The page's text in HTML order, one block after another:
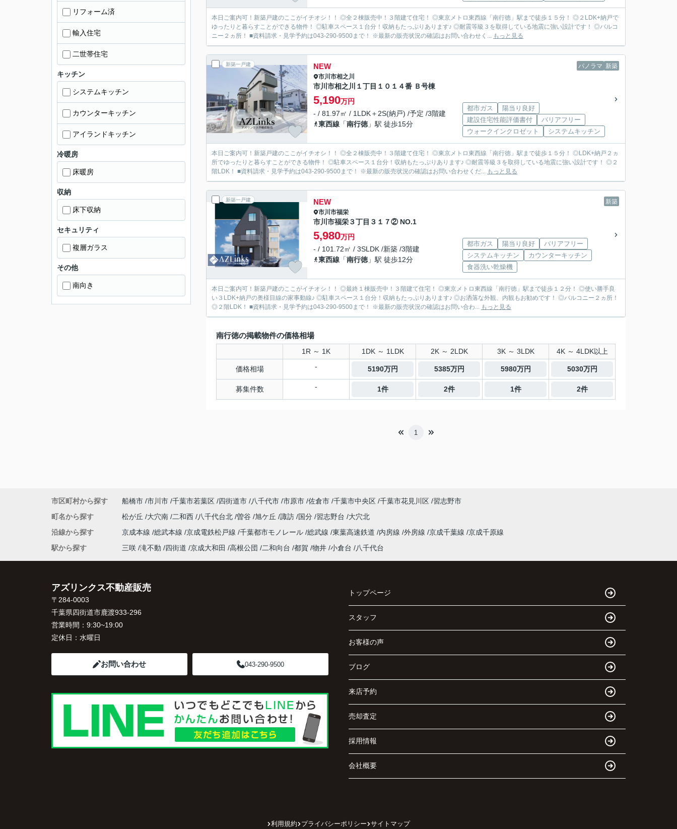
本日ご案内可！新築戸建のここがイチオシ！！ ◎全２棟販売中！３階建て住宅！ ◎東京メトロ東西線「南行徳」駅まで徒歩１５分！ ◎２LDK+納戸で
ゆったりと暮らすことができる物件！ ◎駐車スペース１台分！収納もたっぷりあります♪ ◎耐震等級３を取得している地震に強い設計です！ ◎バルコ
ニー２ヵ所！ ■資料請求・見学予約は043-290-9500まで！ ※最新の販売状況の確認はお問い合わせく... もっと見る
新築一戸建 パノラマ 新築
NEW
市川市相之川
市川市相之川１丁目１０１４番 Ｂ号棟
5,190万円
- / 81.97㎡ / 1LDK＋2S(納戸) /予定 /3階建
東西線 「南行徳 」駅 徒歩15分
都市ガス
陽当り良好
建設住宅性能評価書付
バリアフリー
ウォークインクロゼット
システムキッチン
本日ご案内可！新築戸建のここがイチオシ！！ ◎全２棟販売中！３階建て住宅！ ◎東京メトロ東西線「南行徳」駅まで徒歩１５分！ ◎LDK+納戸２ヵ
所でゆったりと暮らすことができる物件！ ◎駐車スペース１台分！収納もたっぷりあります♪ ◎耐震等級３を取得している地震に強い設計です！ ◎２
階LDK！ ■資料請求・見学予約は043-290-9500まで！ ※最新の販売状況の確認はお問い合わせくだ... もっと見る
新築一戸建 新築
NEW
市川市福栄
市川市福栄３丁目３１７② NO.1
5,980万円
- / 101.72㎡ / 3SLDK /新築 /3階建
東西線 「南行徳 」駅 徒歩12分
都市ガス 陽当り良好
バリアフリー
システムキッチン
カウンターキッチン
食器洗い乾燥機
本日ご案内可！新築戸建のここがイチオシ！！ ◎最終１棟販売中！３階建て住宅！ ◎東京メトロ東西線「南行徳」駅まで徒歩１２分！ ◎使い勝手良
い３LDK+納戸の奥様目線の家事動線♪ ◎駐車スペース１台分！収納もたっぷりあります♪ ◎お洒落な外観、内観もお勧めです！ ◎バルコニー２ヵ所！
◎２階LDK！ ■資料請求・見学予約は043-290-9500まで！ ※最新の販売状況の確認はお問い合わ... もっと見る
南行徳の掲載物件の価格相場
1R ～ 1K 1DK ～ 1LDK 2K ～ 2LDK 3K ～ 3LDK 4K ～ 4LDK以上
価格相場 - 5190万円 5385万円 5980万円 5030万円
募集件数 - 1件 2件 1件 2件
1
リフォーム済
輸入住宅
二世帯住宅
キッチン
システムキッチン
カウンターキッチン
アイランドキッチン
冷暖房
床暖房
収納
床下収納
セキュリティ
複層ガラス
その他
南向き
市区町村から探す 船橋市 市川市 千葉市若葉区 四街道市 八千代市 市原市 佐倉市 千葉市中央区 千葉市花見川区 習志野市
町名から探す
松が丘 大穴南 二和西 八千代台北 曽谷 旭ケ丘 諏訪 国分 習志野台
大穴北
沿線から探す
京成本線 総武本線 京成電鉄松戸線 千葉都市モノレール 総武線 東葉高速鉄道 内房線 外房線 京成千葉線 京成千原線
駅から探す
三咲 滝不動 四街道 京成大和田 高根公団 二和向台 都賀 物井 小倉台 八千代台
アズリンクス不動産販売
〒284-0003
千葉県四街道市鹿渡933-296
営業時間： 9:30~19:00
定休日： 水曜日
お問い合わせ 043-290-9500
トップページ
スタッフ
お客様の声
ブログ
来店予約
売却査定
採用情報
会社概要
利用規約 プライバシーポリシー サイトマップ